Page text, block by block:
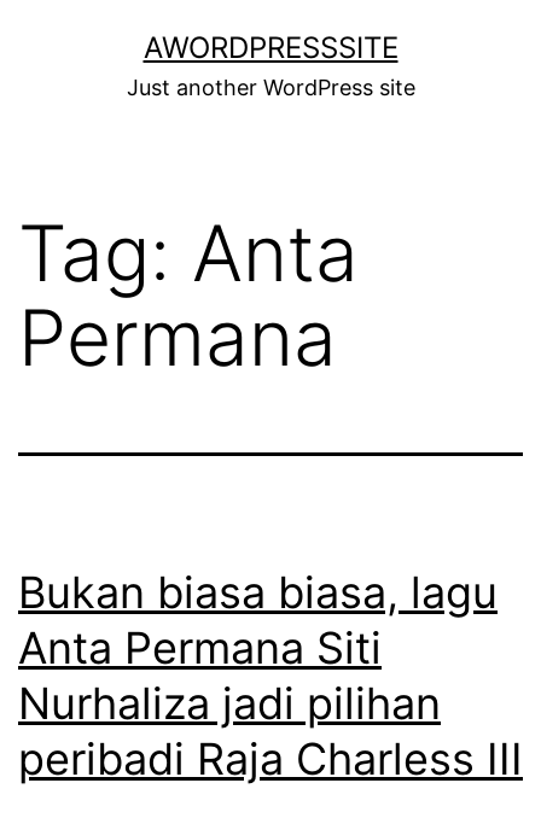
AWORDPRESSSITE
Just another WordPress site
Tag: Anta
Permana
Bukan biasa biasa, lagu
Anta Permana Siti
Nurhaliza jadi pilihan
peribadi Raja Charless III